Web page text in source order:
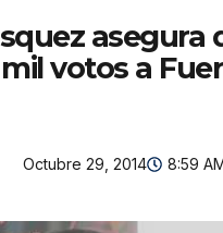
asegura
votos a
Octubre 29, 2014 8:59